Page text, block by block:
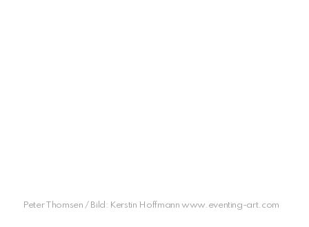
Peter Thomsen / Bild: Kerstin Hoffmann www.eventing-art.com